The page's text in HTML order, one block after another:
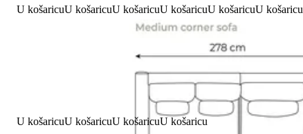
U košaricuU košaricuU košaricuU košaricuU košaricuU košaricu
Oznaka Makamii
U košaricuU košaricuU košaricuU košaricu